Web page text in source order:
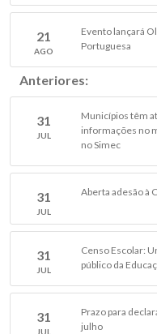
21
AGO
Evento lançará
Portuguesa
Anteriores:
31
JUL
Municípios têm
informações no
no Simec
31
JUL
Aberta adesão à
31
JUL
Censo Escolar:
público da
31
JUL
Prazo para
julho